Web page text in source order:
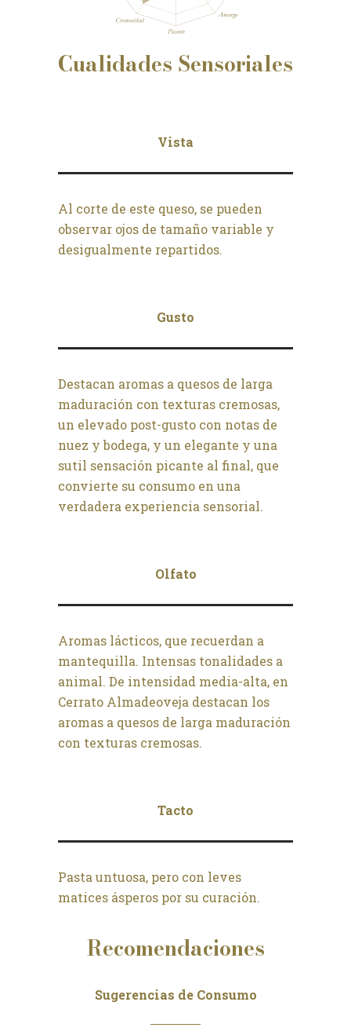
Cualidades Sensoriales
Vista
Al corte de este queso, se pueden
observar ojos de tamaño variable y
desigualmente repartidos.
Gusto
Destacan aromas a quesos de larga
maduración con texturas cremosas,
un elevado post-gusto con notas de
nuez y bodega, y un elegante y una
sutil sensación picante al final, que
convierte su consumo en una
verdadera experiencia sensorial.
Olfato
Aromas lácticos, que recuerdan a
mantequilla. Intensas tonalidades a
animal. De intensidad media-alta, en
Cerrato Almadeoveja destacan los
aromas a quesos de larga maduración
con texturas cremosas.
Tacto
Pasta untuosa, pero con leves
matices ásperos por su curación.
Recomendaciones
Sugerencias de Consumo